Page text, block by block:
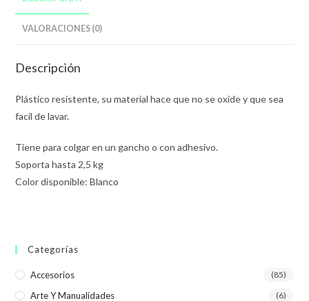
VALORACIONES (0)
Descripción
Plástico resistente, su material hace que no se oxide y que sea
facil de lavar.
Tiene para colgar en un gancho o con adhesivo.
Soporta hasta 2,5 kg
Color disponible: Blanco
Categorías
Accesorios (85)
Arte Y Manualidades (6)